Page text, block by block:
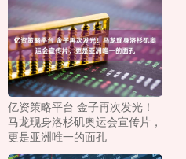
亿资策略平台 金子再次发光！
马龙现身洛杉矶奥运会宣传片，
更是亚洲唯一的面孔